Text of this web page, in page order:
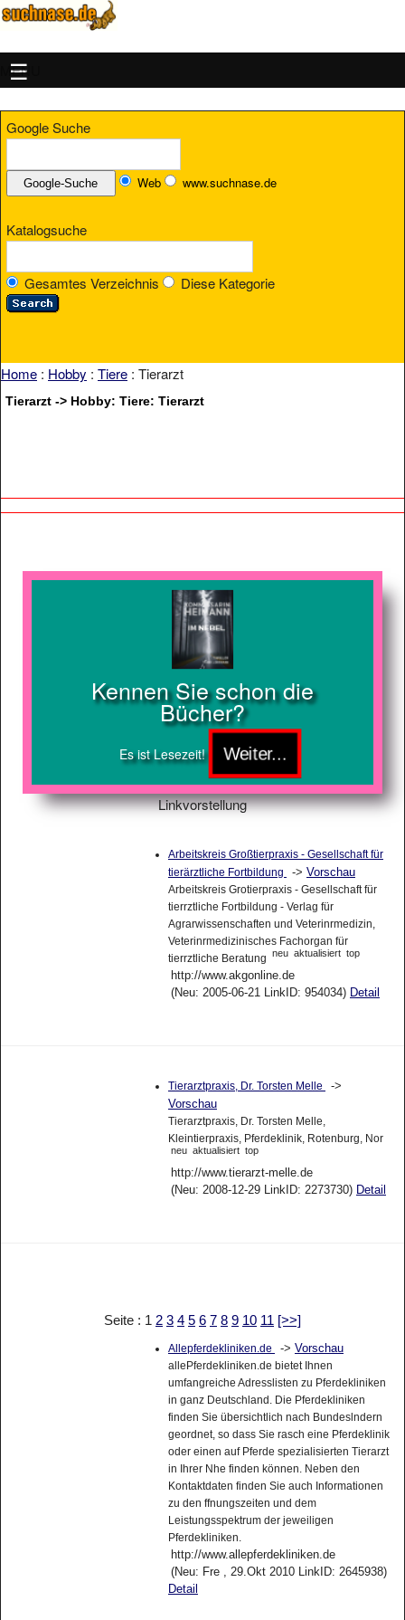
MENU
Google Suche
Web www.suchnase.de
Katalogsuche
Gesamtes Verzeichnis Diese Kategorie
Home : Hobby : Tiere : Tierarzt
Tierarzt -> Hobby: Tiere: Tierarzt
Kennen Sie schon die
Bücher?
Es ist Lesezeit!
Linkvorstellung
Arbeitskreis Großtierpraxis - Gesellschaft für
tierärztliche Fortbildung
-> Vorschau
Arbeitskreis Grotierpraxis - Gesellschaft für
tierrztliche Fortbildung - Verlag für
Agrarwissenschaften und Veterinrmedizin,
Veterinrmedizinisches Fachorgan für
tierrztliche Beratung neu aktualisiert top
http://www.akgonline.de
(Neu: 2005-06-21 LinkID: 954034) Detail
Tierarztpraxis, Dr. Torsten Melle
->
Vorschau
Tierarztpraxis, Dr. Torsten Melle,
Kleintierpraxis, Pferdeklinik, Rotenburg, Nor
neu aktualisiert top
http://www.tierarzt-melle.de
(Neu: 2008-12-29 LinkID: 2273730) Detail
Seite : 1 2 3 4 5 6 7 8 9 10 11 [>>]
Allepferdekliniken.de -> Vorschau
allePferdekliniken.de bietet Ihnen
umfangreiche Adresslisten zu Pferdekliniken
in ganz Deutschland. Die Pferdekliniken
finden Sie übersichtlich nach Bundeslndern
geordnet, so dass Sie rasch eine Pferdeklinik
oder einen auf Pferde spezialisierten Tierarzt
in Ihrer Nhe finden können. Neben den
Kontaktdaten finden Sie auch Informationen
zu den ffnungszeiten und dem
Leistungsspektrum der jeweiligen
Pferdekliniken.
http://www.allepferdekliniken.de
(Neu: Fre , 29.Okt 2010 LinkID: 2645938)
Detail